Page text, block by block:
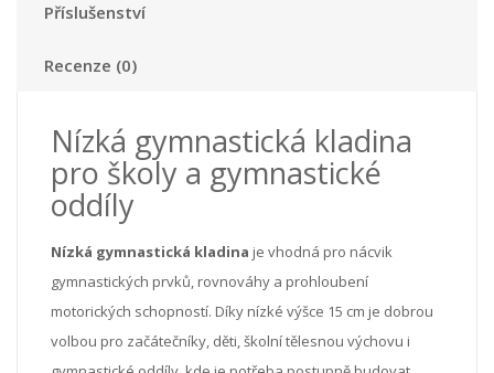
Příslušenství
Recenze (0)
Nízká gymnastická kladina
pro školy a gymnastické
oddíly
Nízká gymnastická kladina je vhodná pro nácvik
gymnastických prvků, rovnováhy a prohloubení
motorických schopností. Díky nízké výšce 15 cm je dobrou
volbou pro začátečníky, děti, školní tělesnou výchovu i